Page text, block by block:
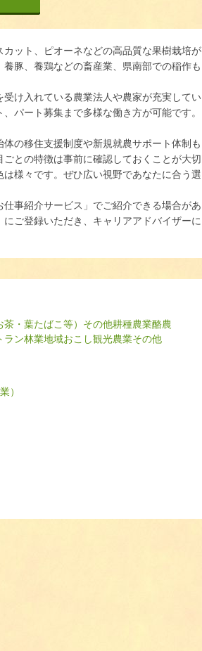
ット、ピオーネなどの高品質な果樹栽培が
豚、養鶏などの畜産業、県南部での稲作も
け入れている農業法人や農家が充実してい
パート募集まで多様な働き方が可能です。
の移住支援制度や新規就農サポート体制も
との特徴は事前に確認しておくことが大切
様々です。ぜひ広い視野であなたに合う選
事紹介サービス」でご紹介できる場合があ
ご登録いただき、キャリアアドバイザーに
・葉たばこ等） その他耕種農業酪農
ラン林業地域おこし観光農業その他
）